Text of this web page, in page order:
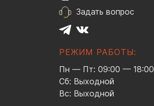
Задать вопрос
РЕЖИМ РАБОТЫ:
Пн — Пт: 09:00 — 18:00
Сб: Выходной
Вс: Выходной